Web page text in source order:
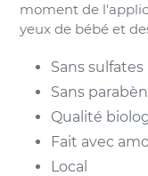
moment de
yeux de bébé et
Sans
Sans
Qualité
Fait avec
Local